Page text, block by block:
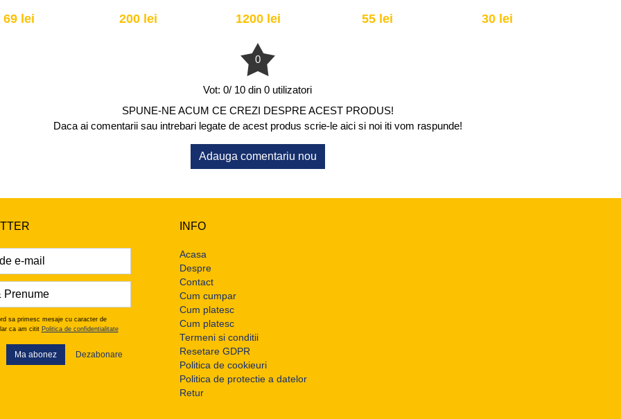
aerisitor)
69 lei 200 lei 1200 lei 55 lei 30 lei
0
Vot: 0/ 10 din 0 utilizatori
SPUNE-NE ACUM CE CREZI DESPRE ACEST PRODUS!
Daca ai comentarii sau intrebari legate de acest produs scrie-le aici si noi iti vom raspunde!
Adauga comentariu nou
sa primesc mesaje cu caracter de
ca am citit Politica de confidentialitate
Ma abonez Dezabonare
INFO
Acasa
Despre
Contact
Cum cumpar
Cum platesc
Cum platesc
Termeni si conditii
Resetare GDPR
Politica de cookieuri
Politica de protectie a datelor
Retur